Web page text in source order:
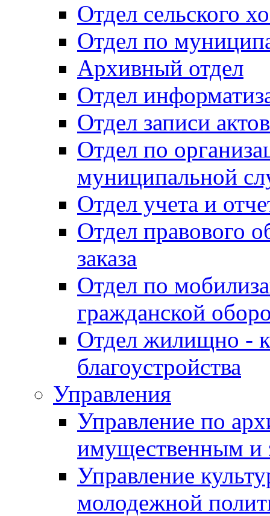
Отдел сельского
Отдел по
Архивный отдел
Отдел
Отдел записи
Отдел по
муниципальной
Отдел учета и
Отдел правового
заказа
Отдел по
гражданской
Отдел жилищно -
благоустройства
Управления
Управление по
имущественным и
Управление
молодежной